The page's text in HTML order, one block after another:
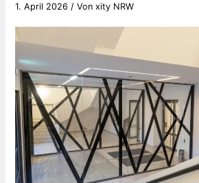
1. April 2026 / Vonxity NRW